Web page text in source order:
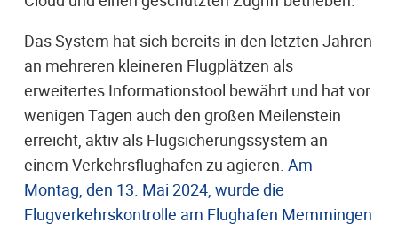
Das System hat sich bereits in den letzten Jahren
an mehreren kleineren Flugplätzen als
erweitertes Informationstool bewährt und hat vor
wenigen Tagen auch den großen Meilenstein
erreicht, aktiv als Flugsicherungssystem an
einem Verkehrsflughafen zu agieren. Am
Montag, den 13. Mai 2024, wurde die
Flugverkehrskontrolle am Flughafen Memmingen